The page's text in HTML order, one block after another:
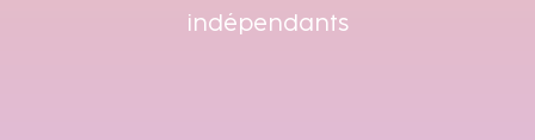
indépendants